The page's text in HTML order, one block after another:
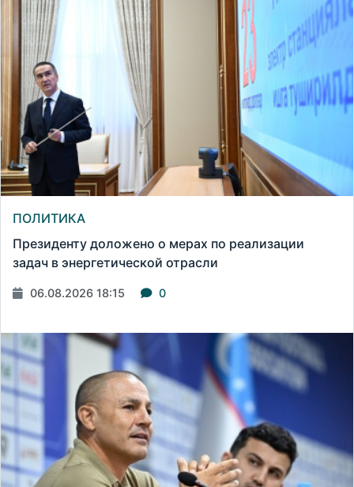
ПОЛИТИКА
Президенту доложено о мерах по реализации
задач в энергетической отрасли
06.08.2026 18:15 0